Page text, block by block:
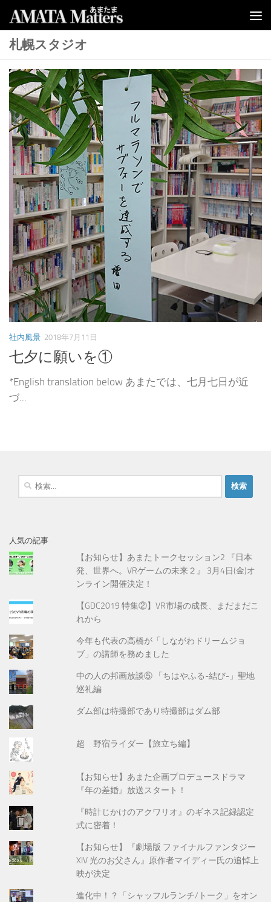
コンテンツへスキップ
札幌スタジオ
社内風景 2018年7月11日
七夕に願いを①
*English translation below あまたでは、七月七日が近
づ...
人気の記事
【お知らせ】あまたトークセッション2 『日本
発、世界へ。VRゲームの未来２』 3月4日(金)オ
ンライン開催決定！
【GDC2019 特集②】VR市場の成長、まだまだこ
れから
今年も代表の高橋が「しながわドリームジョ
ブ」の講師を務めました
中の人の邦画放談⑤ 「ちはやふる-結び-」聖地
巡礼編
ダム部は特撮部であり特撮部はダム部
超 野宿ライダー【旅立ち編】
【お知らせ】あまた企画プロデュースドラマ
『年の差婚』放送スタート！
『時計じかけのアクワリオ』のギネス記録認定
式に密着！
【お知らせ】『劇場版 ファイナルファンタジー
XIV 光のお父さん』原作者マイディー氏の追悼上
映が決定
進化中！？「シャッフルランチ/トーク」をオン